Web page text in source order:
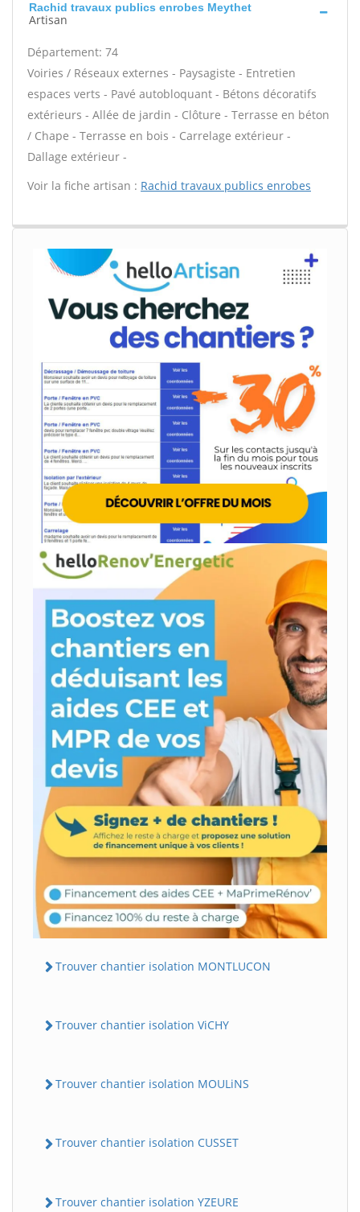
Rachid travaux publics enrobes Meythet
Artisan
Département: 74
Voiries / Réseaux externes - Paysagiste - Entretien
espaces verts - Pavé autobloquant - Bétons décoratifs
extérieurs - Allée de jardin - Clôture - Terrasse en béton
/ Chape - Terrasse en bois - Carrelage extérieur -
Dallage extérieur -
Voir la fiche artisan : Rachid travaux publics enrobes
Trouver chantier isolation MONTLUCON
Trouver chantier isolation ViCHY
Trouver chantier isolation MOULiNS
Trouver chantier isolation CUSSET
Trouver chantier isolation YZEURE